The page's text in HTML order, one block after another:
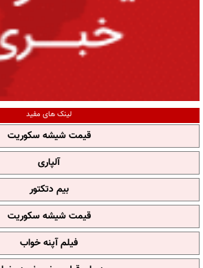
لینک های مفید
قیمت شیشه سکوریت
آلپاری
بیم دتکتور
قیمت شیشه سکوریت
فیلم آپنه خواب